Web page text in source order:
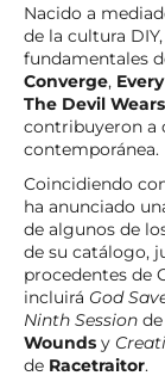
Nacido a
de la cultura
fundamentales
Converge,
The Devil
contribuyeron a
contemporánea.
Coincidiendo
ha anunciado
de algunos de
de su catálogo,
procedentes de
incluirá God
Ninth Session de
Wounds y
de Racetraitor.